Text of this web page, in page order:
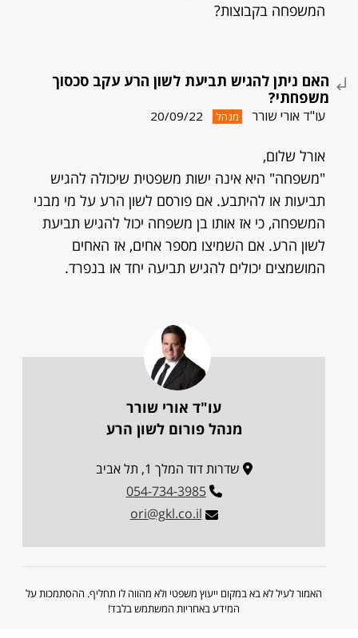
המשפחה בקבוצות?
האם ניתן להגיש תביעת לשון הרע עקב סכסוך
משפחתי?
עו"ד אורי שורר מנהל 20/09/22
אורל שלום,
"משפחה" היא אינה ישות משפטית שיכולה להגיש
תביעות או להיתבע. אם פורסם לשון הרע על מי מבני
המשפחה, כי אז אותו בן משפחה יכול להגיש תביעת
לשון הרע. אם השמיצו מספר אחים, אז האחים
המושמצים יכולים להגיש תביעה יחד או בנפרד.
עו"ד אורי שורר
מנהל פורום לשון הרע
שדרות דוד המלך 1, תל אביב
054-734-3985
ori@gkl.co.il
האמור לעיל לא בא במקום ייעוץ משפטי ולא מהווה לו תחליף. ההסתמכות על
המידע באחריות המשתמש בלבד!